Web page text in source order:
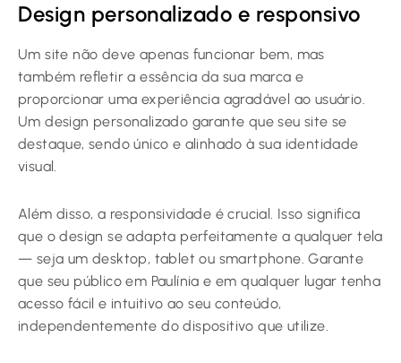
Design personalizado e responsivo
Um site não deve apenas funcionar bem, mas
também refletir a essência da sua marca e
proporcionar uma experiência agradável ao usuário.
Um design personalizado garante que seu site se
destaque, sendo único e alinhado à sua identidade
visual.
Além disso, a responsividade é crucial. Isso significa
que o design se adapta perfeitamente a qualquer tela
— seja um desktop, tablet ou smartphone. Garante
que seu público em Paulínia e em qualquer lugar tenha
acesso fácil e intuitivo ao seu conteúdo,
independentemente do dispositivo que utilize.